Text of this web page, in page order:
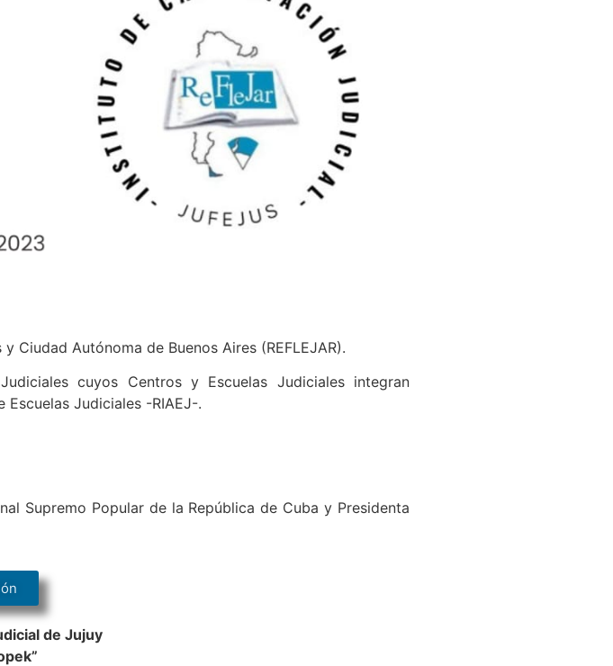
Autónoma de Buenos Aires (REFLEJAR).
cuyos Centros y Escuelas Judiciales integran
Escuelas Judiciales -RIAEJ-.
Supremo Popular de la República de Cuba y Presidenta
de Jujuy